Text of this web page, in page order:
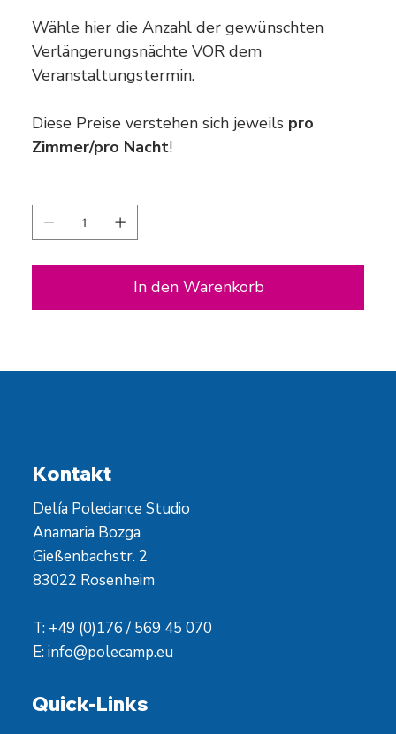
Wähle hier die Anzahl der gewünschten
Verlängerungsnächte VOR dem
Veranstaltungstermin.
Diese Preise verstehen sich jeweils pro
Zimmer/pro Nacht!
In den Warenkorb
Kontakt
Delía Poledance Studio
Anamaria Bozga
Gießenbachstr. 2
83022 Rosenheim
T: +49 (0)176 / 569 45 070
E:info@polecamp.eu
Quick-Links